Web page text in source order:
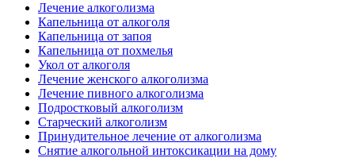
Лечение алкоголизма
Капельница от алкоголя
Капельница от запоя
Капельница от похмелья
Укол от алкоголя
Лечение женского алкоголизма
Лечение пивного алкоголизма
Подростковый алкоголизм
Старческий алкоголизм
Принудительное лечение от алкоголизма
Снятие алкогольной интоксикации на дому